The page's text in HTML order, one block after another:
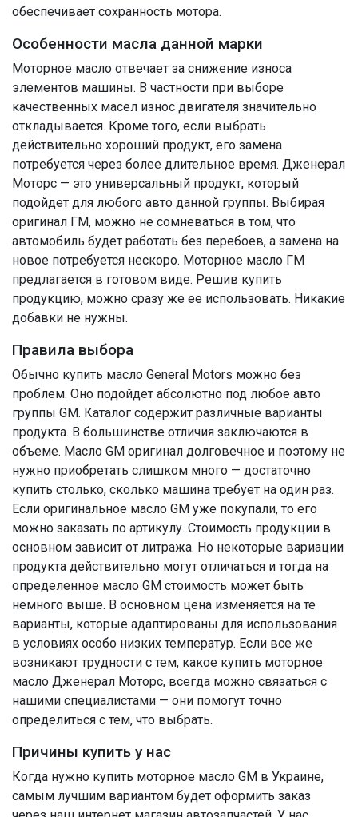
обеспечивает сохранность мотора.
Особенности масла данной марки
Моторное масло отвечает за снижение износа
элементов машины. В частности при выборе
качественных масел износ двигателя значительно
откладывается. Кроме того, если выбрать
действительно хороший продукт, его замена
потребуется через более длительное время. Дженерал
Моторс — это универсальный продукт, который
подойдет для любого авто данной группы. Выбирая
оригинал ГМ, можно не сомневаться в том, что
автомобиль будет работать без перебоев, а замена на
новое потребуется нескоро. Моторное масло ГМ
предлагается в готовом виде. Решив купить
продукцию, можно сразу же ее использовать. Никакие
добавки не нужны.
Правила выбора
Обычно купить масло General Motors можно без
проблем. Оно подойдет абсолютно под любое авто
группы GM. Каталог содержит различные варианты
продукта. В большинстве отличия заключаются в
объеме. Масло GM оригинал долговечное и поэтому не
нужно приобретать слишком много — достаточно
купить столько, сколько машина требует на один раз.
Если оригинальное масло GM уже покупали, то его
можно заказать по артикулу. Стоимость продукции в
основном зависит от литража. Но некоторые вариации
продукта действительно могут отличаться и тогда на
определенное масло GM стоимость может быть
немного выше. В основном цена изменяется на те
варианты, которые адаптированы для использования
в условиях особо низких температур. Если все же
возникают трудности с тем, какое купить моторное
масло Дженерал Моторс, всегда можно связаться с
нашими специалистами — они помогут точно
определиться с тем, что выбрать.
Причины купить у нас
Когда нужно купить моторное масло GM в Украине,
самым лучшим вариантом будет оформить заказ